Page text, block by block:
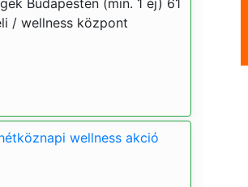
Budapesten (min. 1 éj) 61
/ wellness központ
wellness akció